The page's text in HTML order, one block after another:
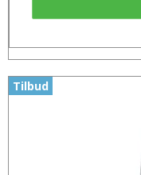
Tilbud